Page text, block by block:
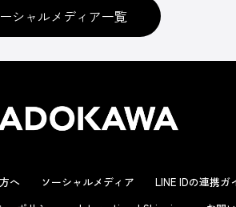
シャルメディア一覧
へ ソーシャルメディア LINE IDの連携ガ